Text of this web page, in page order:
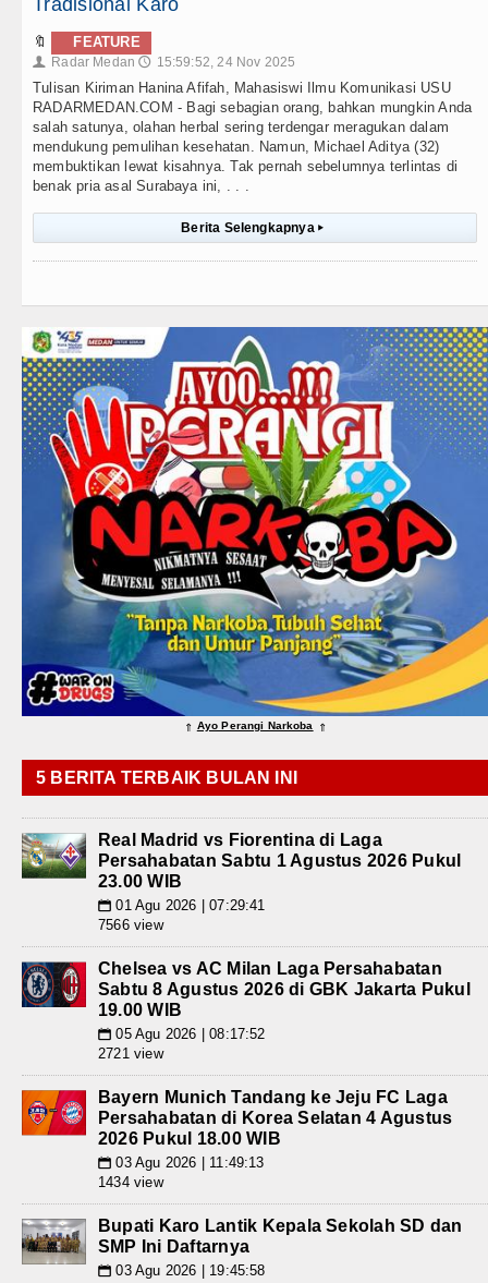
🔖 FEATURE
👤 Radar Medan 🕔 15:59:52, 24 Nov 2025
Tulisan Kiriman Hanina Afifah, Mahasiswi Ilmu Komunikasi USU
RADARMEDAN.COM - Bagi sebagian orang, bahkan mungkin Anda
salah satunya, olahan herbal sering terdengar meragukan dalam
mendukung pemulihan kesehatan. Namun, Michael Aditya (32)
membuktikan lewat kisahnya. Tak pernah sebelumnya terlintas di
benak pria asal Surabaya ini, . . .
Berita Selengkapnya ▸
⇑ Ayo Perangi Narkoba ⇑
5 BERITA TERBAIK BULAN INI
Real Madrid vs Fiorentina di Laga
Persahabatan Sabtu 1 Agustus 2026 Pukul
23.00 WIB
📅 01 Agu 2026 | 07:29:41
7566 view
Chelsea vs AC Milan Laga Persahabatan
Sabtu 8 Agustus 2026 di GBK Jakarta Pukul
19.00 WIB
📅 05 Agu 2026 | 08:17:52
2721 view
Bayern Munich Tandang ke Jeju FC Laga
Persahabatan di Korea Selatan 4 Agustus
2026 Pukul 18.00 WIB
📅 03 Agu 2026 | 11:49:13
1434 view
Bupati Karo Lantik Kepala Sekolah SD dan
SMP Ini Daftarnya
📅 03 Agu 2026 | 19:45:58